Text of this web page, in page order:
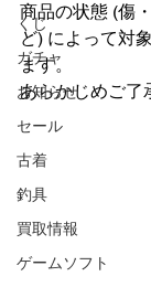
くじ
ガチャ
お知らせ
セール
古着
釣具
買取情報
ゲームソフト
商品の状態 (傷
ど) によって対
ます。
あらかじめご了